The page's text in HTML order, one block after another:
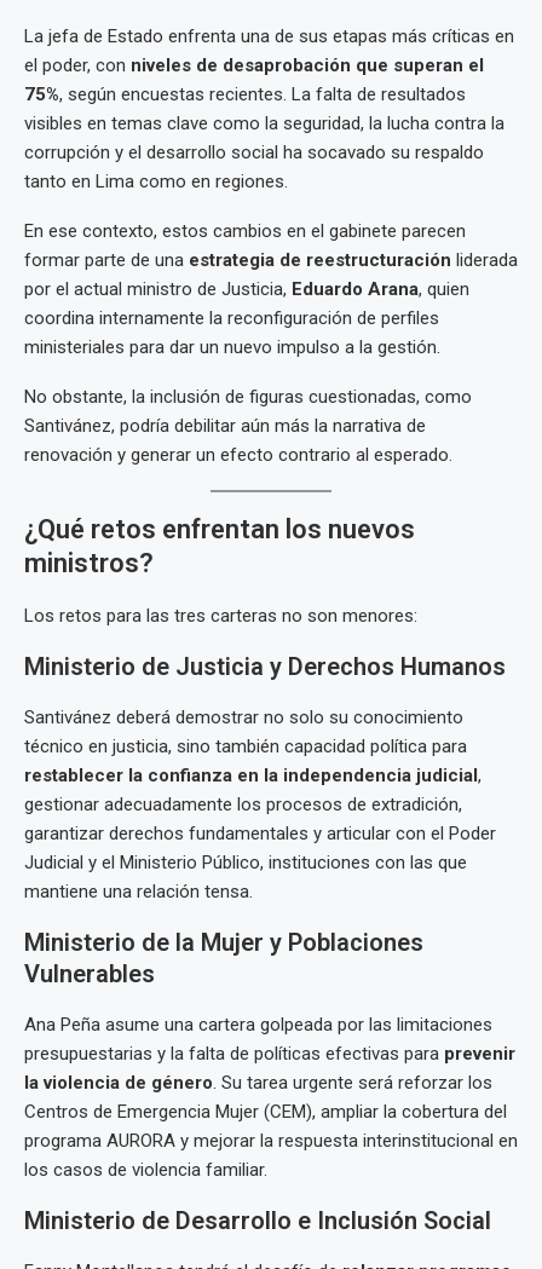
La jefa de Estado enfrenta una de sus etapas más críticas en
el poder, con niveles de desaprobación que superan el
75%, según encuestas recientes. La falta de resultados
visibles en temas clave como la seguridad, la lucha contra la
corrupción y el desarrollo social ha socavado su respaldo
tanto en Lima como en regiones.
En ese contexto, estos cambios en el gabinete parecen
formar parte de una estrategia de reestructuración liderada
por el actual ministro de Justicia, Eduardo Arana, quien
coordina internamente la reconfiguración de perfiles
ministeriales para dar un nuevo impulso a la gestión.
No obstante, la inclusión de figuras cuestionadas, como
Santivánez, podría debilitar aún más la narrativa de
renovación y generar un efecto contrario al esperado.
¿Qué retos enfrentan los nuevos
ministros?
Los retos para las tres carteras no son menores:
Ministerio de Justicia y Derechos Humanos
Santivánez deberá demostrar no solo su conocimiento
técnico en justicia, sino también capacidad política para
restablecer la confianza en la independencia judicial,
gestionar adecuadamente los procesos de extradición,
garantizar derechos fundamentales y articular con el Poder
Judicial y el Ministerio Público, instituciones con las que
mantiene una relación tensa.
Ministerio de la Mujer y Poblaciones
Vulnerables
Ana Peña asume una cartera golpeada por las limitaciones
presupuestarias y la falta de políticas efectivas para prevenir
la violencia de género. Su tarea urgente será reforzar los
Centros de Emergencia Mujer (CEM), ampliar la cobertura del
programa AURORA y mejorar la respuesta interinstitucional en
los casos de violencia familiar.
Ministerio de Desarrollo e Inclusión Social